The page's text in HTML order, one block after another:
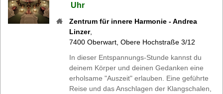
Uhr
Zentrum für innere Harmonie - Andrea
Linzer,
7400 Oberwart ,Obere Hochstraße 3/12
In dieser Entspannungs-Stunde kannst du
deinem Körper und deinen Gedanken eine
erholsame "Auszeit" erlauben. Eine geführte
Reise und das Anschlagen der Klangschalen,